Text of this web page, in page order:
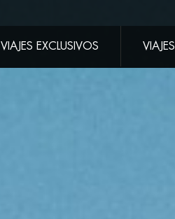
VIAJES EXCLUSIVOS VIAJES